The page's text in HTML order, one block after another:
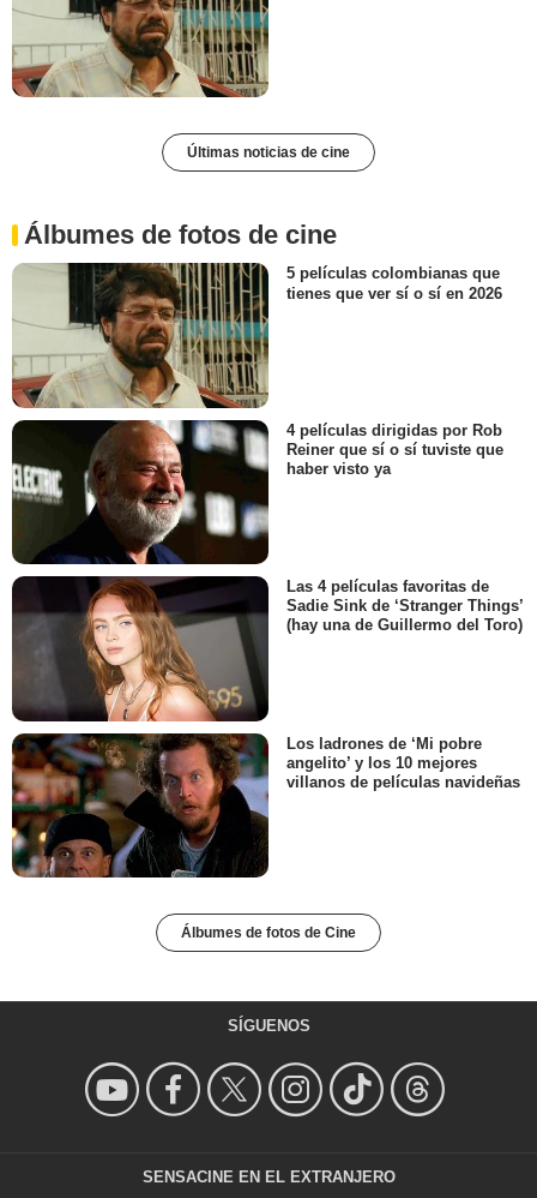
Últimas noticias de cine
Álbumes de fotos de cine
5 películas colombianas que
tienes que ver sí o sí en 2026
4 películas dirigidas por Rob
Reiner que sí o sí tuviste que
haber visto ya
Las 4 películas favoritas de
Sadie Sink de ‘Stranger Things’
(hay una de Guillermo del Toro)
Los ladrones de ‘Mi pobre
angelito’ y los 10 mejores
villanos de películas navideñas
Álbumes de fotos de Cine
SÍGUENOS
SENSACINE EN EL EXTRANJERO